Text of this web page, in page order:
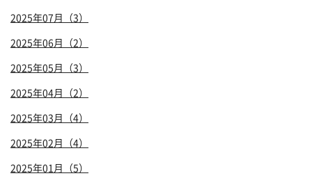
2025年07月（3）
2025年06月（2）
2025年05月（3）
2025年04月（2）
2025年03月（4）
2025年02月（4）
2025年01月（5）